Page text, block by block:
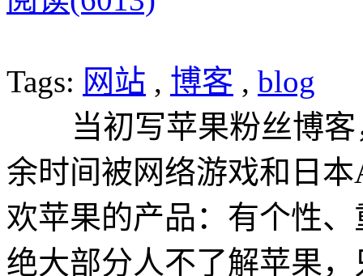
Tags: 网站 , 博客 , blog
当初写苹果粉丝博客
余时间被网络游戏和日
欢苹果的产品：有个性
绝大部分人不了解苹果